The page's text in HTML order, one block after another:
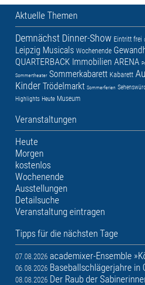
Aktuelle Themen
Demnächst Dinner-Show Eintritt frei
Leipzig Musicals Wochenende
QUARTERBACK Immobilien ARENA
Sommertheater Sommerkabarett Kabarett
KinderTrödelmarkt Sommerferien
Highlights Heute Museum
Veranstaltungen
Heute
Morgen
kostenlos
Wochenende
Ausstellungen
Detailsuche
Veranstaltung eintragen
Tipps für die nächsten Tage
07.08.2026 academixer-Ensemble
06.08.2026 Baseballschlägerjahre in
08.08.2026 Der Raub der